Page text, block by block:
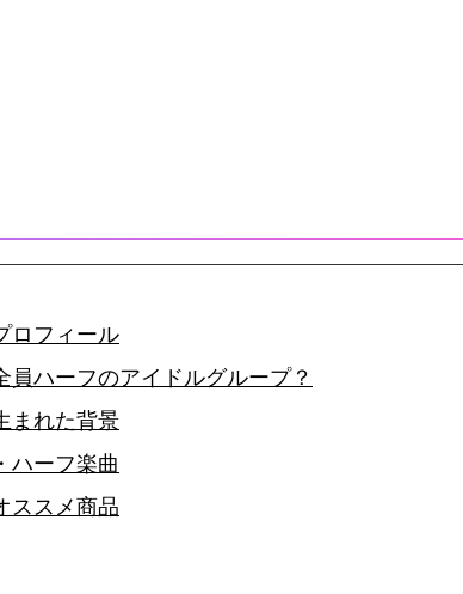
ロフィール
員ハーフのアイドルグループ？
まれた背景
ハーフ楽曲
ススメ商品